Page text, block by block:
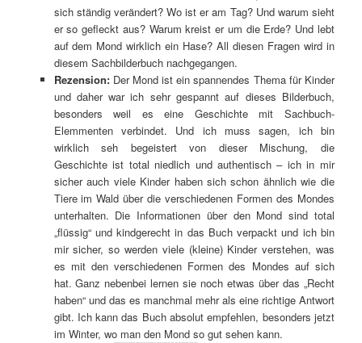
sich ständig verändert? Wo ist er am Tag? Und warum sieht
er so gefleckt aus? Warum kreist er um die Erde? Und lebt
auf dem Mond wirklich ein Hase? All diesen Fragen wird in
diesem Sachbilderbuch nachgegangen.
Rezension:Der Mond ist ein spannendes Thema für Kinder
und daher war ich sehr gespannt auf dieses Bilderbuch,
besonders weil es eine Geschichte mit Sachbuch-
Elemmenten verbindet. Und ich muss sagen, ich bin
wirklich seh begeistert von dieser Mischung, die
Geschichte ist total niedlich und authentisch – ich in mir
sicher auch viele Kinder haben sich schon ähnlich wie die
Tiere im Wald über die verschiedenen Formen des Mondes
unterhalten. Die Informationen über den Mond sind total
„flüssig“ und kindgerecht in das Buch verpackt und ich bin
mir sicher, so werden viele (kleine) Kinder verstehen, was
es mit den verschiedenen Formen des Mondes auf sich
hat. Ganz nebenbei lernen sie noch etwas über das „Recht
haben“ und das es manchmal mehr als eine richtige Antwort
gibt. Ich kann das Buch absolut empfehlen, besonders jetzt
im Winter, wo man den Mond so gut sehen kann.